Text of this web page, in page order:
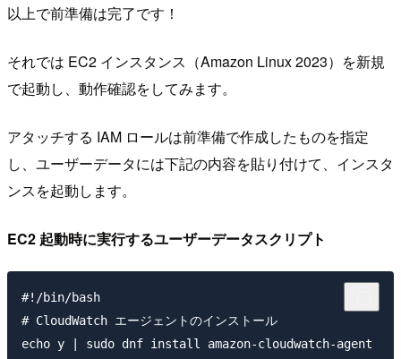
以上で前準備は完了です！
それでは EC2 インスタンス（Amazon Linux 2023）を新規
で起動し、動作確認をしてみます。
アタッチする IAM ロールは前準備で作成したものを指定
し、ユーザーデータには下記の内容を貼り付けて、インスタ
ンスを起動します。
EC2 起動時に実行するユーザーデータスクリプト
#!/bin/bash
# CloudWatch エージェントのインストール
echo y | sudo dnf install amazon-cloudwatch-agent